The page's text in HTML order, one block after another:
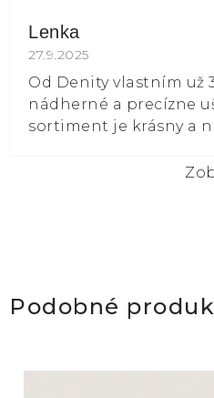
Lenka
Hodnocení obchodu je
27.9.2025
Od Denity vlastním už
nádherné a precízne
sortiment je krásny a
Podobné